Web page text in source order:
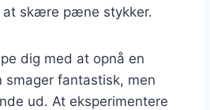
at skære pæne stykker.
dig med at opnå en
fantastisk, men
ud. At eksperimentere